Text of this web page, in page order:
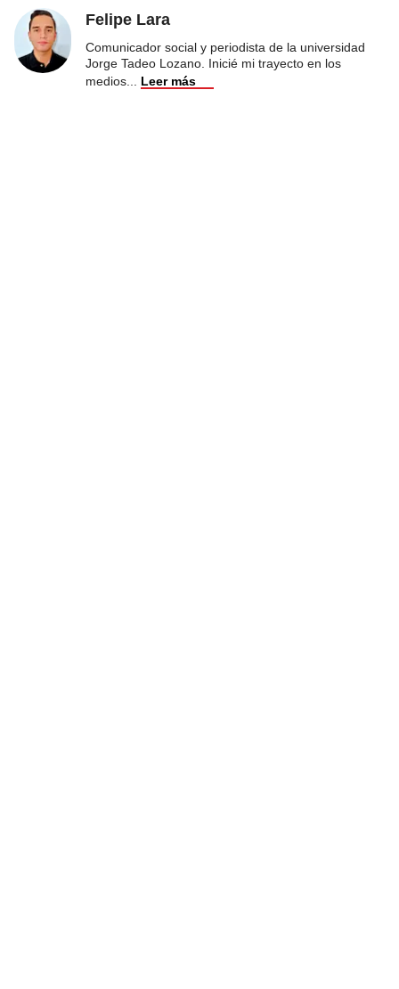
Felipe Lara
Comunicador social y periodista de la universidad
Jorge Tadeo Lozano. Inicié mi trayecto en los
medios
Leer más